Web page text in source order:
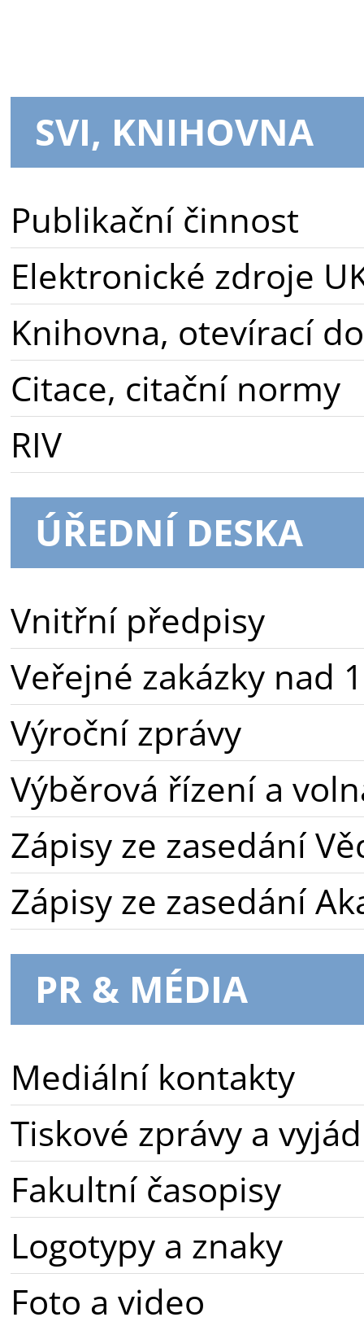
SVI, KNIHOVNA
Publikační činnost
Elektronické zdroje
Knihovna, otevírací
Citace, citační normy
RIV
ÚŘEDNÍ DESKA
Vnitřní předpisy
Veřejné zakázky nad
Výroční zprávy
Výběrová řízení a
Zápisy ze zasedání
Zápisy ze zasedání
PR & MÉDIA
Mediální kontakty
Tiskové zprávy a
Fakultní časopisy
Logotypy a znaky
Foto a video